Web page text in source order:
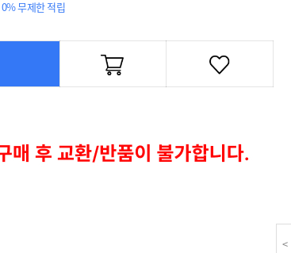
0% 무제한 적립
<